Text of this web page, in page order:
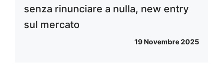
senza rinunciare a nulla, new entry
sul mercato
19 Novembre 2025